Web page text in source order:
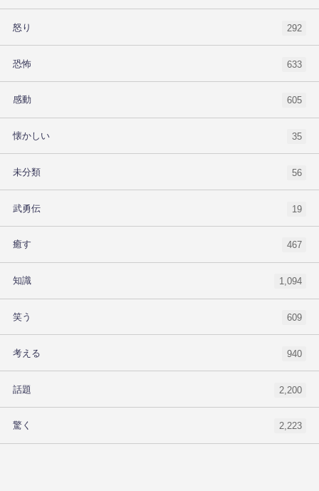
怒り 292
恐怖 633
感動 605
懐かしい 35
未分類 56
武勇伝 19
癒す 467
知識 1,094
笑う 609
考える 940
話題 2,200
驚く 2,223